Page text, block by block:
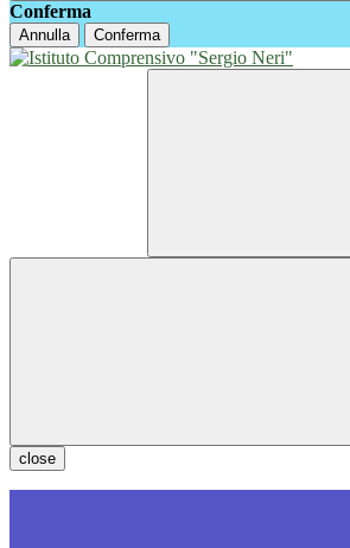
Conferma
Annulla Conferma
close